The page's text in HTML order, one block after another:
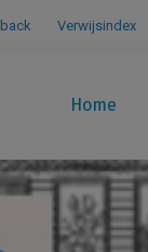
Verwijsindex
Home